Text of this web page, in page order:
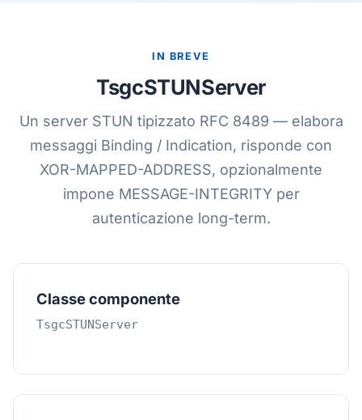
IN BREVE
TsgcSTUNServer
Un server STUN tipizzato RFC 8489 — elabora
messaggi Binding / Indication, risponde con
XOR-MAPPED-ADDRESS, opzionalmente
impone MESSAGE-INTEGRITY per
autenticazione long-term.
Classe componente
TsgcSTUNServer